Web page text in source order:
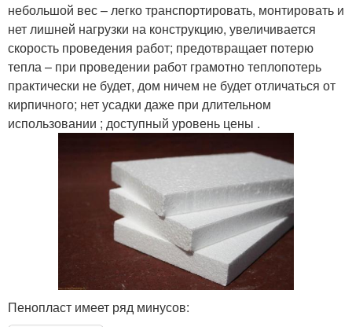
небольшой вес – легко транспортировать, монтировать и
нет лишней нагрузки на конструкцию, увеличивается
скорость проведения работ; предотвращает потерю
тепла – при проведении работ грамотно теплопотерь
практически не будет, дом ничем не будет отличаться от
кирпичного; нет усадки даже при длительном
использовании ; доступный уровень цены .
Пенопласт имеет ряд минусов: